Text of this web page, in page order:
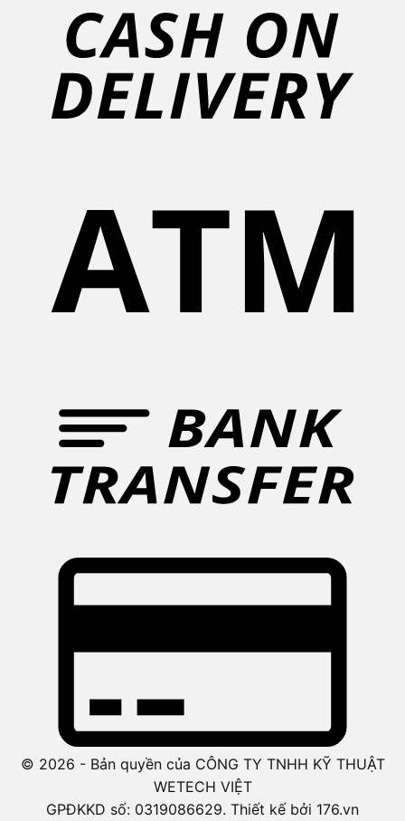
© 2026 - Bản quyền của CÔNG TY TNHH KỸ THUẬT
WETECH VIỆT
GPĐKKD số: 0319086629. Thiết kế bởi 176.vn